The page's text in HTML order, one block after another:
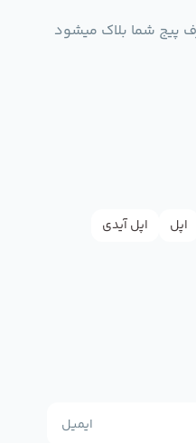
پیج‌ شما بلاک میشود
اپل
اپل آیدی